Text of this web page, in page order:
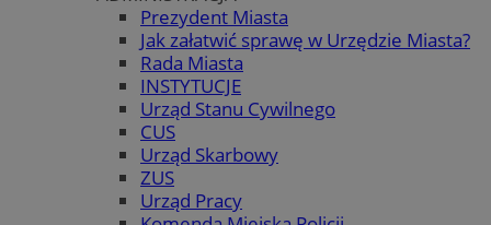
Prezydent Miasta
Jak załatwić sprawę w Urzędzie Miasta?
Rada Miasta
INSTYTUCJE
Urząd Stanu Cywilnego
CUS
Urząd Skarbowy
ZUS
Urząd Pracy